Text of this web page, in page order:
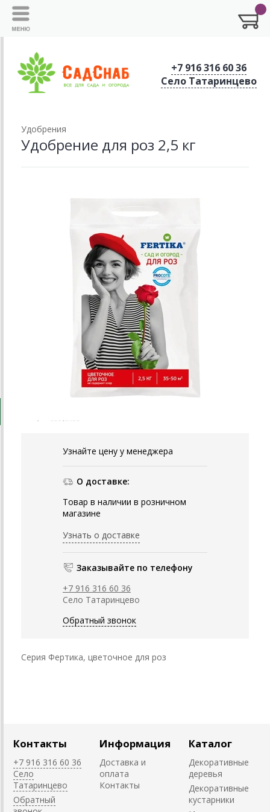
+7 916 316 60 36
Село Татаринцево
Удобрения
Удобрение для роз 2,5 кг
Узнайте цену у менеджера
О доставке:
Товар в наличии в розничном
магазине
Узнать о доставке
Заказывайте по телефону
+7 916 316 60 36
Село Татаринцево
Обратный звонок
Серия Фертика, цветочное для роз
Контакты
+7 916 316 60 36
Село
Татаринцево
Обратный
Информация
Доставка и
оплата
Контакты
Каталог
Декоративные
деревья
Декоративные
кустарники